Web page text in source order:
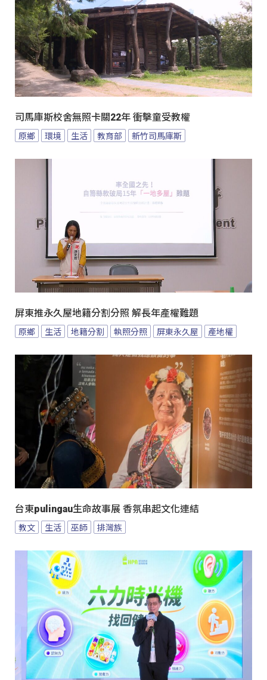
司馬庫斯校舍無照卡關22年 衝擊童受教權
原鄉 環境 生活 教育部 新竹司馬庫斯
屏東推永久屋地籍分割分照 解長年產權難題
原鄉 生活 地籍分割 執照分照 屏東永久屋 產地權
台東pulingau生命故事展 香氛串起文化連結
教文 生活 巫師 排灣族